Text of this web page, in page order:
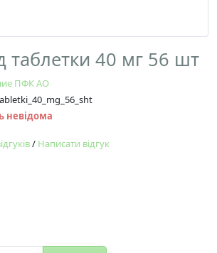
таблетки 40 мг 56 шт
ПФК АО
невідома
/ Написати відгук